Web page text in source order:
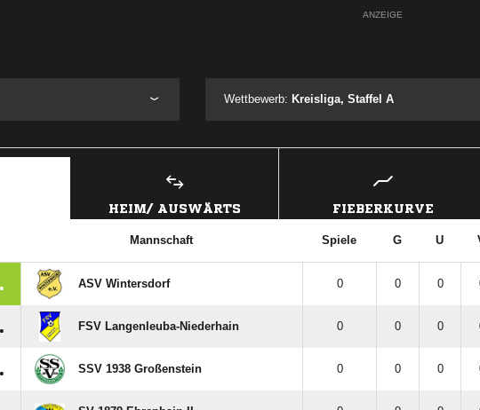
ANZEIGE
Wettbewerb: Kreisliga, Staffel A
HEIM/ AUSWÄRTS FIEBERKURVE
Mannschaft Spiele G U
ASV Wintersdorf 0 0 0
FSV Langenleuba-Niederhain 0 0 0
SSV 1938 Großenstein 0 0 0